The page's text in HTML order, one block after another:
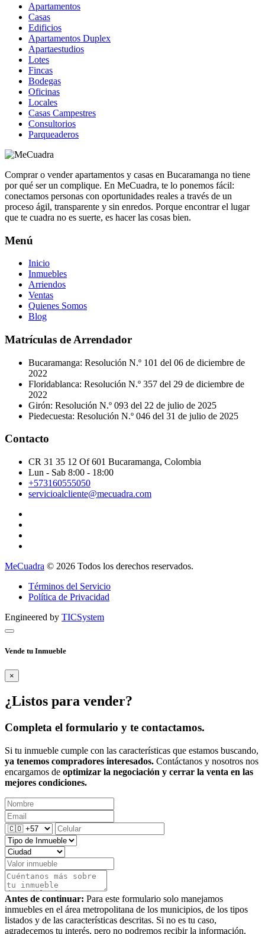
Apartamentos
Casas
Edificios
Apartamentos Duplex
Apartaestudios
Lotes
Fincas
Bodegas
Oficinas
Locales
Casas Campestres
Consultorios
Parqueaderos
Comprar o vender apartamentos y casas en Bucaramanga no tiene
por qué ser un complique. En MeCuadra, te lo ponemos fácil:
conectamos personas con oportunidades reales a través de un
proceso ágil, transparente y sin enredos. Porque encontrar el lugar
que te cuadra no es suerte, es hacer las cosas bien.
Menú
Inicio
Inmuebles
Arriendos
Ventas
Quienes Somos
Blog
Matrículas de Arrendador
Bucaramanga: Resolución N.º 101 del 06 de diciembre de
2022
Floridablanca: Resolución N.º 357 del 29 de diciembre de
2022
Girón: Resolución N.º 093 del 22 de julio de 2025
Piedecuesta: Resolución N.º 046 del 31 de julio de 2025
Contacto
CR 31 35 12 Of 601 Bucaramanga, Colombia
Lun - Sab 8:00 - 18:00
+573160555050
servicioalcliente@mecuadra.com
MeCuadra © 2026 Todos los derechos reservados.
Términos del Servicio
Política de Privacidad
Engineered by TICSystem
Vende tu Inmueble
×
¿Listos para vender?
Completa el formulario y te contactamos.
Si tu inmueble cumple con las características que estamos buscando,
ya tenemos compradores interesados. Contáctanos y nosotros nos
encargamos de optimizar la negociación y cerrar la venta en las
mejores condiciones.
Antes de continuar: Para este formulario solo manejamos
inmuebles en el área metropolitana de los municipios, de los tipos
listados y de las características descritas. Si no es tu caso,
agradecemos tu interés, pero no podremos recibir la información.